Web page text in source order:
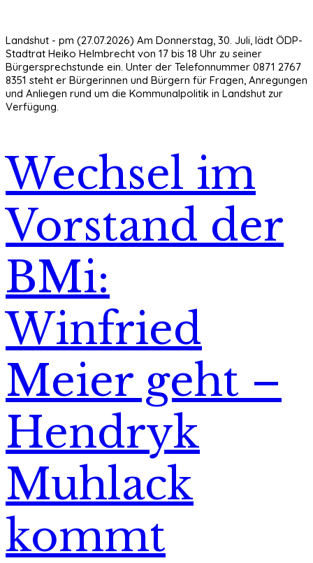
Landshut - pm (27.07.2026) Am Donnerstag, 30. Juli, lädt ÖDP-
Stadtrat Heiko Helmbrecht von 17 bis 18 Uhr zu seiner
Bürgersprechstunde ein. Unter der Telefonnummer 0871 2767
8351 steht er Bürgerinnen und Bürgern für Fragen, Anregungen
und Anliegen rund um die Kommunalpolitik in Landshut zur
Verfügung.
Wechsel im
Vorstand der
BMi:
Winfried
Meier geht –
Hendryk
Muhlack
kommt